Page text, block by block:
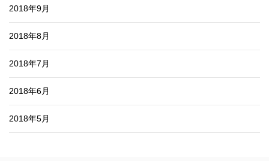
2018年9月
2018年8月
2018年7月
2018年6月
2018年5月